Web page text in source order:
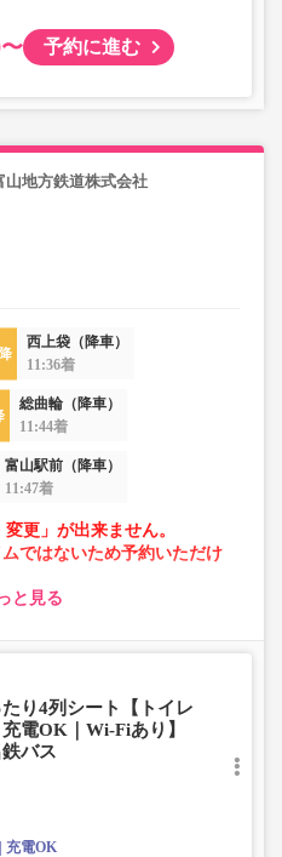
予約に進む
山地方鉄道株式会社
西上袋（降車）
11:36着
総曲輪（降車）
11:44着
富山駅前（降車）
11:47着
更」が出来ません。
ではないため予約いただけ
合がございます。これに伴
。
と見る
り4列シート【トイレ
電OK｜Wi-Fiあり】
鉄バス
充電OK